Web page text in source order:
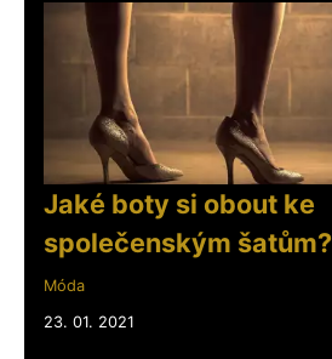
Jaké boty si obout ke
společenským šatům?
Móda
23. 01. 2021